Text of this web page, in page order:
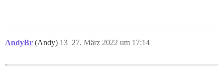
AndyBr (Andy) 27. März 2022 um 17:14
13